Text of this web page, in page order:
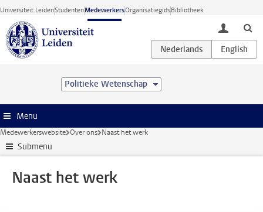
Ga direct naar de inhoud
Universiteit LeidenStudentenMedewerkersOrganisatiegidsBibliotheek
toggle
Politieke Wetenschap
Menu
Medewerkerswebsite Over ons Naast het werk
Submenu
Naast het werk